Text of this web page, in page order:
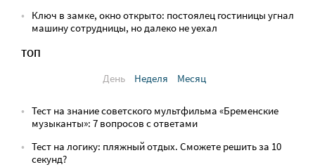
Ключ в замке, окно открыто: постоялец гостиницы угнал
машину сотрудницы, но далеко не уехал
ТОП
День
Неделя Месяц
Тест на знание советского мультфильма «Бременские
музыканты»: 7 вопросов с ответами
Тест на логику: пляжный отдых. Сможете решить за 10
секунд?